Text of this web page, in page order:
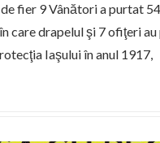
fier 9 Vânători a purtat
care drapelul şi 7 ofiţeri
Iaşului în anul 1917,